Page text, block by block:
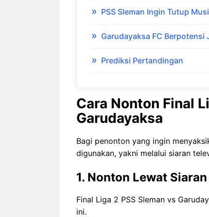
PSS Sleman Ingin Tutup
Garudayaksa FC Berpotensi
Prediksi Pertandingan
Cara Nonton Final
Garudayaksa
Bagi penonton yang ingin
digunakan, yakni melalui siaran
1. Nonton Lewat
Final Liga 2 PSS Sleman vs
ini.